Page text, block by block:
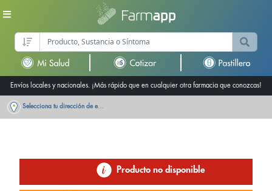
Envíos locales y nacionales. ¡Más rápido que en cualquier otra farmacia que conozcas!
Selecciona tu dirección de entrega
Producto no disponible